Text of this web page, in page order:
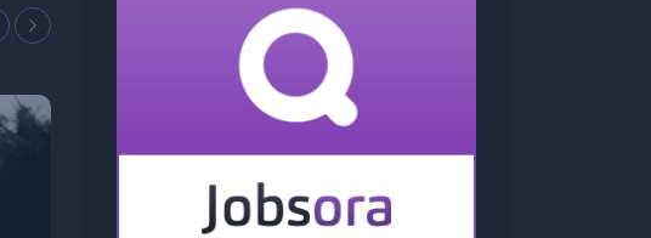
TikTok представляет TikTok Now
— новый функционал для
творчества и общения